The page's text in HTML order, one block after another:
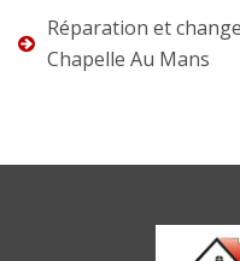
Réparation et
Chapelle Au Mans